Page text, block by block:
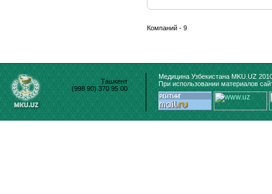
Компаний - 9
Ташкент
(998 90) 370 95 00
Медицина Узбекистана MKU.UZ
При использовании материалов